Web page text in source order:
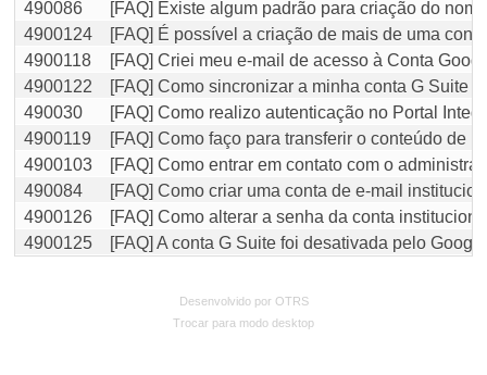
490086
[FAQ] Existe algum padrão para criação do
4900124
[FAQ] É possível a criação de mais de uma
4900118
[FAQ] Criei meu e-mail de acesso à Conta
4900122
[FAQ] Como sincronizar a minha conta G Suite ?
490030
[FAQ] Como realizo autenticação no Portal
4900119
[FAQ] Como faço para transferir o conteúdo de
4900103
[FAQ] Como entrar em contato com o
490084
[FAQ] Como criar uma conta de e-mail
4900126
[FAQ] Como alterar a senha da conta
4900125
[FAQ] A conta G Suite foi desativada pelo
Desenvolvido por OTRS
Trocar para modo desktop